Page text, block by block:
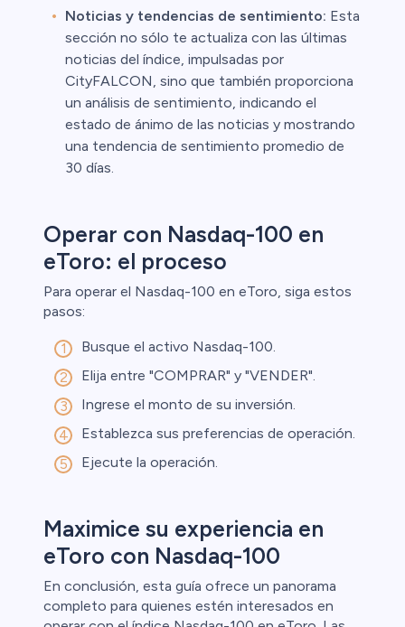
Noticias y tendencias de sentimiento: Esta
sección no sólo te actualiza con las últimas
noticias del índice, impulsadas por
CityFALCON, sino que también proporciona
un análisis de sentimiento, indicando el
estado de ánimo de las noticias y mostrando
una tendencia de sentimiento promedio de
30 días.
Operar con Nasdaq-100 en
eToro: el proceso
Para operar el Nasdaq-100 en eToro, siga estos
pasos:
Busque el activo Nasdaq-100.
Elija entre "COMPRAR" y "VENDER".
Ingrese el monto de su inversión.
Establezca sus preferencias de operación.
Ejecute la operación.
Maximice su experiencia en
eToro con Nasdaq-100
En conclusión, esta guía ofrece un panorama
completo para quienes estén interesados en